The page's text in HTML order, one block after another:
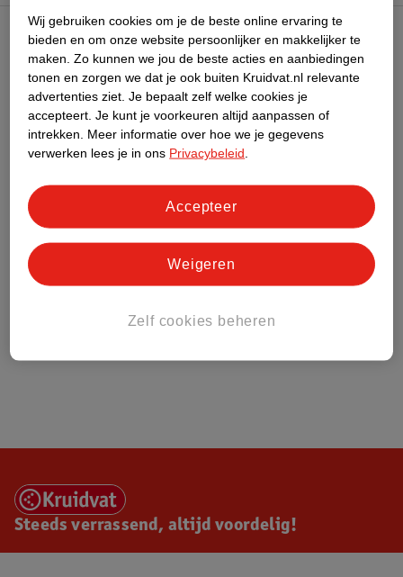
Kruidvat Club
Klantenservice
Over Kruidvat
Steeds verrassend, altijd voordelig!
Wij gebruiken cookies om je de beste online ervaring te
bieden en om onze website persoonlijker en makkelijker te
maken. Zo kunnen we jou de beste acties en aanbiedingen
tonen en zorgen we dat je ook buiten Kruidvat.nl relevante
advertenties ziet. Je bepaalt zelf welke cookies je
accepteert. Je kunt je voorkeuren altijd aanpassen of
intrekken.
Meer informatie over hoe we je gegevens
verwerken lees je in ons Privacybeleid
Zelf cookies beheren
Weigeren
Accepteer